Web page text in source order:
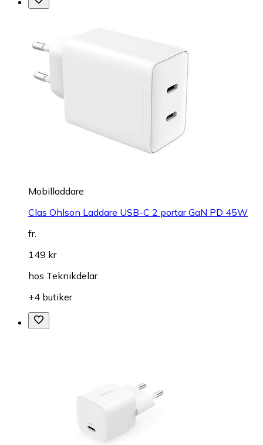
Mobilladdare
Clas Ohlson Laddare USB-C 2 portar GaN PD 45W
fr.
149 kr
hos Teknikdelar
+4 butiker